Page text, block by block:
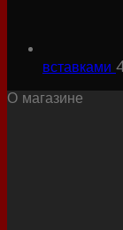
вставками
О магазине